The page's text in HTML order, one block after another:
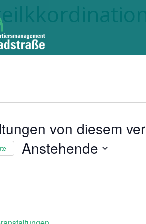
von diesem
Anstehende
u